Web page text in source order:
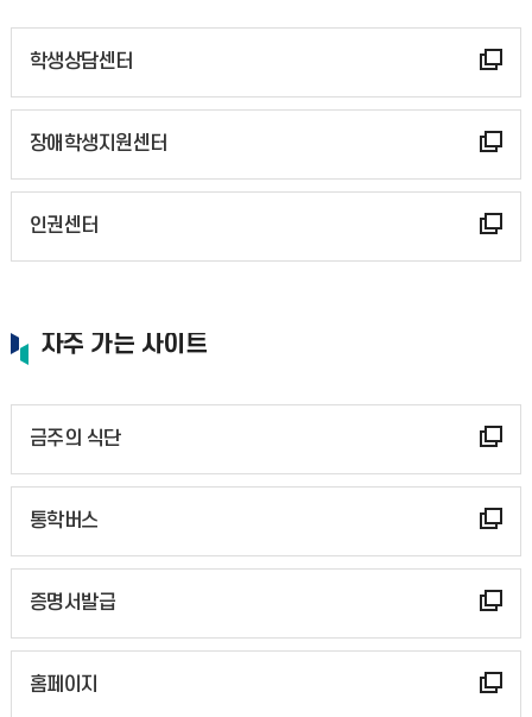
학생상담센터
장애학생지원센터
인권센터
자주 가는 사이트
금주의 식단
통학버스
증명서발급
홈페이지